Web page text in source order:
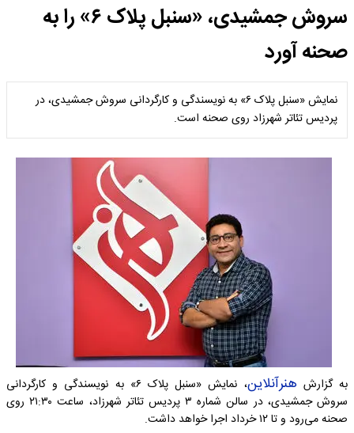
سروش جمشیدی، «سنبل پلاک ۶» را به
صحنه آورد
نمایش «سنبل پلاک ۶» به نویسندگی و کارگردانی سروش جمشیدی، در
پردیس تئاتر شهرزاد روی صحنه است.
به گزارش هنرآنلاین
، نمایش «سنبل پلاک ۶» به نویسندگی و کارگردانی
سروش جمشیدی، در سالن شماره ۳ پردیس تئاتر شهرزاد، ساعت ۲۱:۳۰ روی
صحنه می‌رود و تا ۱۲ خرداد اجرا خواهد داشت.